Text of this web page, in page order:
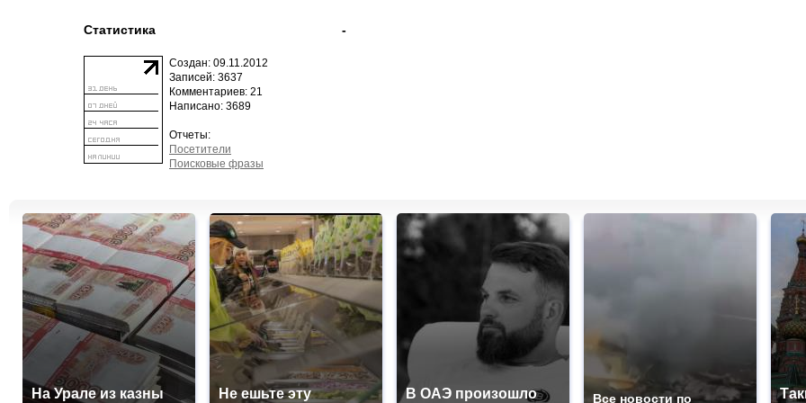
-
Статистика
Создан: 09.11.2012
Записей: 3637
Комментариев: 21
Написано: 3689
Отчеты:
Посетители
Поисковые фразы
На Урале из казны
Не ешьте эту
В ОАЭ произошло
Все новости по